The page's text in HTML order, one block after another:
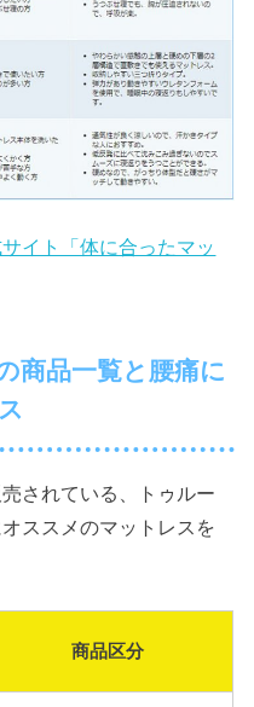
イト「体に合ったマッ
商品一覧と腰痛に
されている、トゥルー
ススメのマットレスを
商品区分